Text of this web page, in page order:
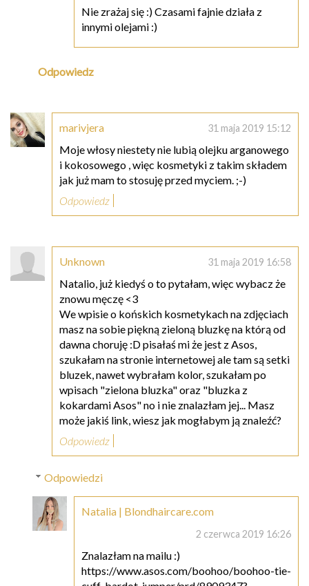
Nie zrażaj się :) Czasami fajnie działa z
innymi olejami :)
Odpowiedz
marivjera 31 maja 2019 15:12
Moje włosy niestety nie lubią olejku arganowego
i kokosowego , więc kosmetyki z takim składem
jak już mam to stosuję przed myciem. ;-)
Odpowiedz
Unknown 31 maja 2019 16:58
Natalio, już kiedyś o to pytałam, więc wybacz że
znowu męczę <3
We wpisie o końskich kosmetykach na zdjęciach
masz na sobie piękną zieloną bluzkę na którą od
dawna choruję :D pisałaś mi że jest z Asos,
szukałam na stronie internetowej ale tam są setki
bluzek, nawet wybrałam kolor, szukałam po
wpisach "zielona bluzka" oraz "bluzka z
kokardami Asos" no i nie znalazłam jej... Masz
może jakiś link, wiesz jak mogłabym ją znaleźć?
Odpowiedz
Odpowiedzi
Natalia | Blondhaircare.com
2 czerwca 2019 16:26
Znalazłam na mailu :)
https://www.asos.com/boohoo/boohoo-tie-